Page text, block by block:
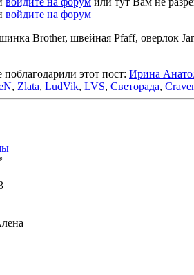
войдите на форум
Brother, швейная Pfaff, оверлок
этот пост: Ирина
, Zlata, LudVik, LVS, Светорада,